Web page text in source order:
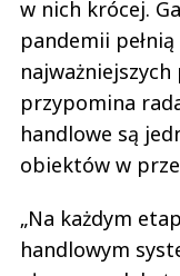
w nich krócej.
pandemii
przypomina
handlowe są
obiektów w
„Na każdym
handlowym